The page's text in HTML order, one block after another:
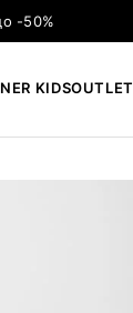
-50%
KIDSOUTLET